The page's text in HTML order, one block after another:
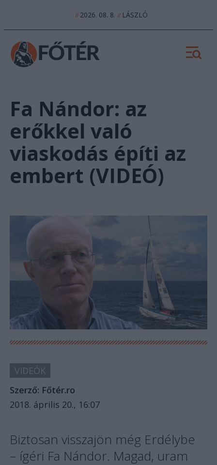
//2026. 08. 8. //LÁSZLÓ
Fa Nándor: az
erőkkel való
viaskodás építi az
embert (VIDEÓ)
VIDEÓK
Szerző: Főtér.ro
2018. április 20., 16:07
Biztosan visszajön még Erdélybe
– ígéri Fa Nándor. Magad, uram